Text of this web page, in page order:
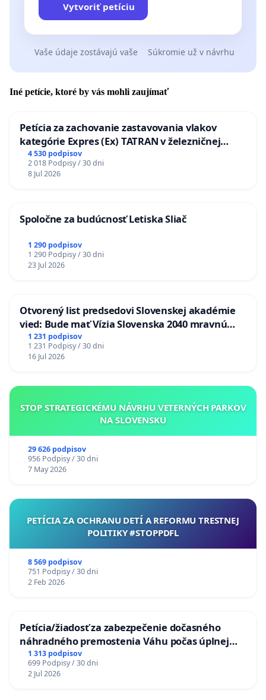
Vytvoriť petíciu
Vaše údaje zostávajú vaše Súkromie už v návrhu
Iné petície, ktoré by vás mohli zaujímať
Petícia za zachovanie zastavovania vlakov
kategórie Expres (Ex) TATRAN v železničnej
stanici Púchov
4 530 podpisov
2 018 Podpisy / 30 dni
8 Jul 2026
Spoločne za budúcnosť Letiska Sliač
1 290 podpisov
1 290 Podpisy / 30 dni
23 Jul 2026
Otvorený list predsedovi Slovenskej akadémie
vied: Bude mať Vízia Slovenska 2040 mravnú
chrbticu?
1 231 podpisov
1 231 Podpisy / 30 dni
16 Jul 2026
STOP STRATEGICKÉMU NÁVRHU VETERNÝCH PARKOV
NA SLOVENSKU
29 626 podpisov
956 Podpisy / 30 dni
7 May 2026
PETÍCIA ZA OCHRANU DETÍ A REFORMU TRESTNEJ
POLITIKY #STOPPDFL
8 569 podpisov
751 Podpisy / 30 dni
2 Feb 2026
Petícia/žiadosť za zabezpečenie dočasného
náhradného premostenia Váhu počas úplnej
uzávery Vážskeho mosta v Komárne
1 313 podpisov
699 Podpisy / 30 dni
2 Jul 2026